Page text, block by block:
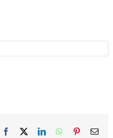
Facebook LinkedInWhatsApp
PinterestEmail